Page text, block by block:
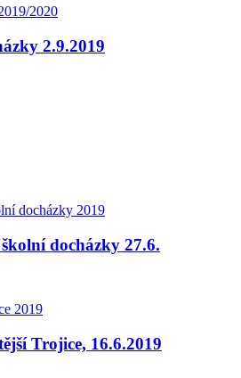
2.9.2019
docházky 27.6.
Trojice, 16.6.2019